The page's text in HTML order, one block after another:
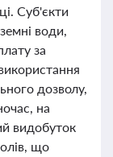
Суб'єкти
води,
за
дозволу,
на
видобуток
що